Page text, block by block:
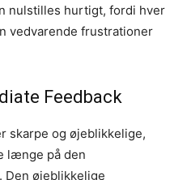
nulstilles hurtigt, fordi hver
vedvarende frustrationer
Feedback
skarpe og øjeblikkelige,
længe på den
øjeblikkelige